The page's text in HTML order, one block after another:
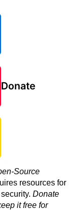
Donate
Source
resources for
Donate
it free for